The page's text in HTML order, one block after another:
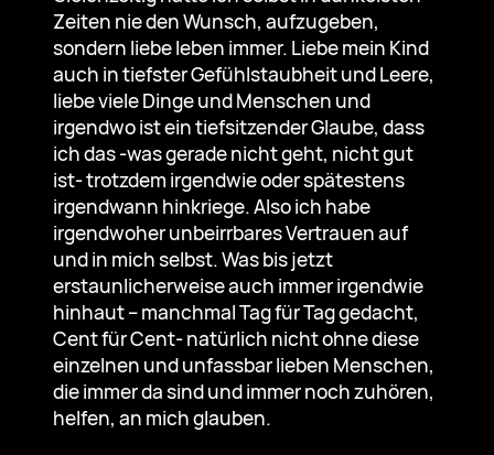
Zeiten nie den Wunsch, aufzugeben,
sondern liebe leben immer. Liebe mein Kind
auch in tiefster Gefühlstaubheit und Leere,
liebe viele Dinge und Menschen und
irgendwo ist ein tiefsitzender Glaube, dass
ich das -was gerade nicht geht, nicht gut
ist- trotzdem irgendwie oder spätestens
irgendwann hinkriege. Also ich habe
irgendwoher unbeirrbares Vertrauen auf
und in mich selbst. Was bis jetzt
erstaunlicherweise auch immer irgendwie
hinhaut – manchmal Tag für Tag gedacht,
Cent für Cent- natürlich nicht ohne diese
einzelnen und unfassbar lieben Menschen,
die immer da sind und immer noch zuhören,
helfen, an mich glauben.